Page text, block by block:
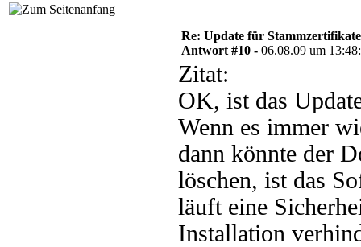
Re: Update für
Antwort #10 - 06.08.09 um
Zitat:
OK, ist das
Wenn es immer
dann könnte der
löschen, ist das
läuft eine
Installation